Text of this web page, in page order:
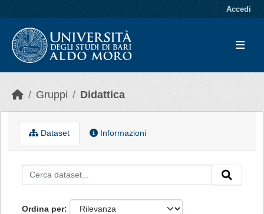
Accedi
Gruppi Didattica
Dataset Informazioni
Ordina per